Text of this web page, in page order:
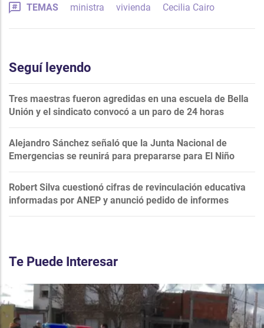
TEMAS ministra vivienda Cecilia Cairo
Seguí leyendo
Tres maestras fueron agredidas en una escuela de Bella
Unión y el sindicato convocó a un paro de 24 horas
Alejandro Sánchez señaló que la Junta Nacional de
Emergencias se reunirá para prepararse para El Niño
Robert Silva cuestionó cifras de revinculación educativa
informadas por ANEP y anunció pedido de informes
Te Puede Interesar